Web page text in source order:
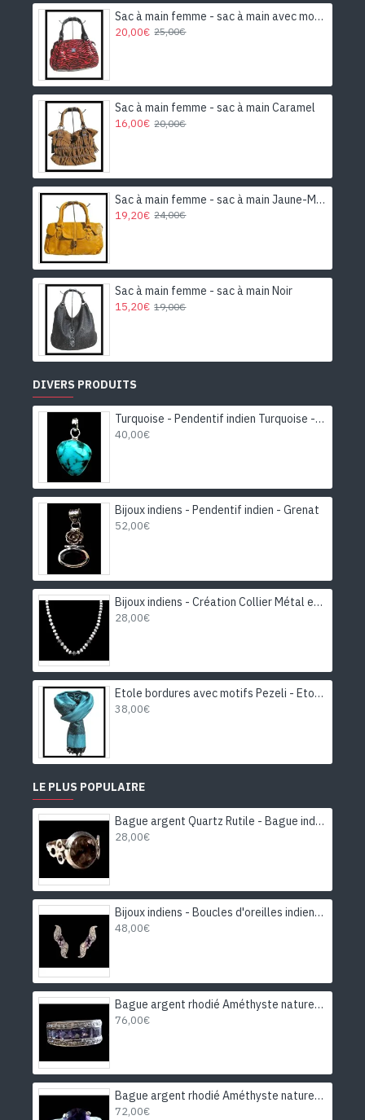
pierre de lune. Affirmez vos goûts et votre style dès à
présent en portant unbijou en argent et Pierre de lune
et en créant votre propre ensemble.
De magnifiques colliers indiens en
argent et Pierre de Lune qui
sublimeront votre cou !
Sac à main femme - sac à main avec motifs
20,00€ 25,00€
Sac à main femme - sac à main Caramel
16,00€ 20,00€
Sac à main femme - sac à main Jaune-Moutarde
19,20€ 24,00€
Sac à main femme - sac à main Noir
15,20€ 19,00€
DIVERS PRODUITS
Turquoise - Pendentif indien Turquoise - Bijoux Inde
40,00€
Bijoux indiens - Pendentif indien - Grenat
52,00€
Bijoux indiens - Création Collier Métal et Pierre de Lune
28,00€
Etole bordures avec motifs Pezeli - Etole indienne
38,00€
LE PLUS POPULAIRE
Bague argent Quartz Rutile - Bague indienne - Bijoux indiens
28,00€
Bijoux indiens - Boucles d'oreilles indiennes rhodiées Améthyste
48,00€
Bague argent rhodié Améthyste naturelle
76,00€
Bague argent rhodié Améthyste naturelle
72,00€